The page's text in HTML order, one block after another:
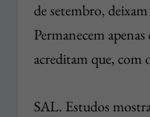
de setembro,
Permanecem
acreditam que, com
SAL. Estudos